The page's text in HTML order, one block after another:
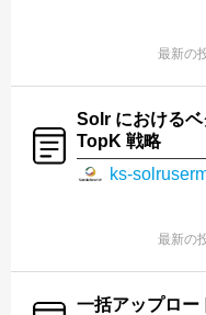
最新の
Solr における
TopK 戦略
ks-
最新の
一括アップロー